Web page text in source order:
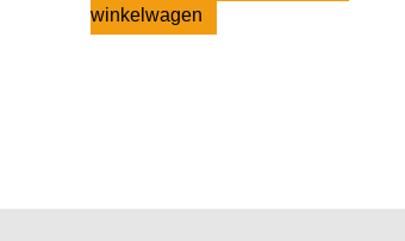
winkelwagen